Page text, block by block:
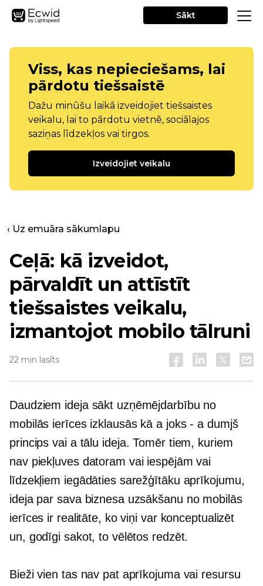
Sākt
Viss, kas nepieciešams, lai
pārdotu tiešsaistē
Dažu minūšu laikā izveidojiet tiešsaistes
veikalu, lai to pārdotu vietnē, sociālajos
saziņas līdzekļos vai tirgos.
Izveidojiet veikalu
‹ Uz emuāra sākumlapu
Ceļā: kā izveidot,
pārvaldīt un attīstīt
tiešsaistes veikalu,
izmantojot mobilo tālruni
22 min lasīts
Daudziem ideja sākt uzņēmējdarbību no
mobilās ierīces izklausās kā a joks - a dumjš
princips vai a tālu ideja. Tomēr tiem, kuriem
nav piekļuves datoram vai iespējām vai
līdzekļiem iegādāties sarežģītāku aprīkojumu,
ideja par sava biznesa uzsākšanu no mobilās
ierīces ir realitāte, ko viņi var konceptualizēt
un, godīgi sakot, to vēlētos redzēt.
Bieži vien tas nav pat aprīkojuma vai resursu